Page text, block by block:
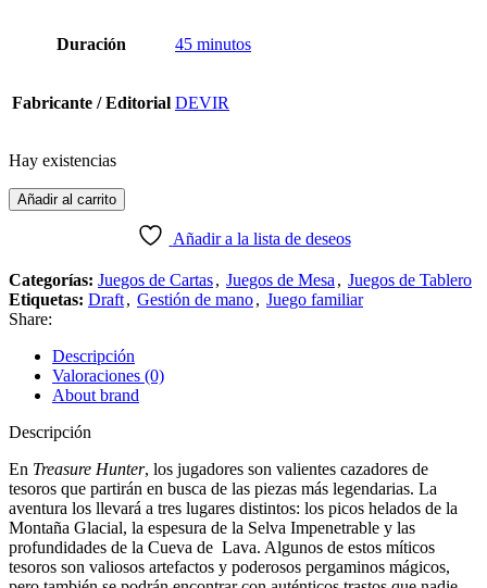
Duración 45 minutos
Fabricante / Editorial DEVIR
Hay existencias
Añadir al carrito
Añadir a la lista de deseos
Categorías: Juegos de Cartas, Juegos de Mesa , Juegos de Tablero
Etiquetas: Draft, Gestión de mano, Juego familiar
Share:
Descripción
Valoraciones (0)
About brand
Descripción
En Treasure Hunter, los jugadores son valientes cazadores de
tesoros que partirán en busca de las piezas más legendarias. La
aventura los llevará a tres lugares distintos: los picos helados de la
Montaña Glacial, la espesura de la Selva Impenetrable y las
profundidades de la Cueva de Lava. Algunos de estos míticos
tesoros son valiosos artefactos y poderosos pergaminos mágicos,